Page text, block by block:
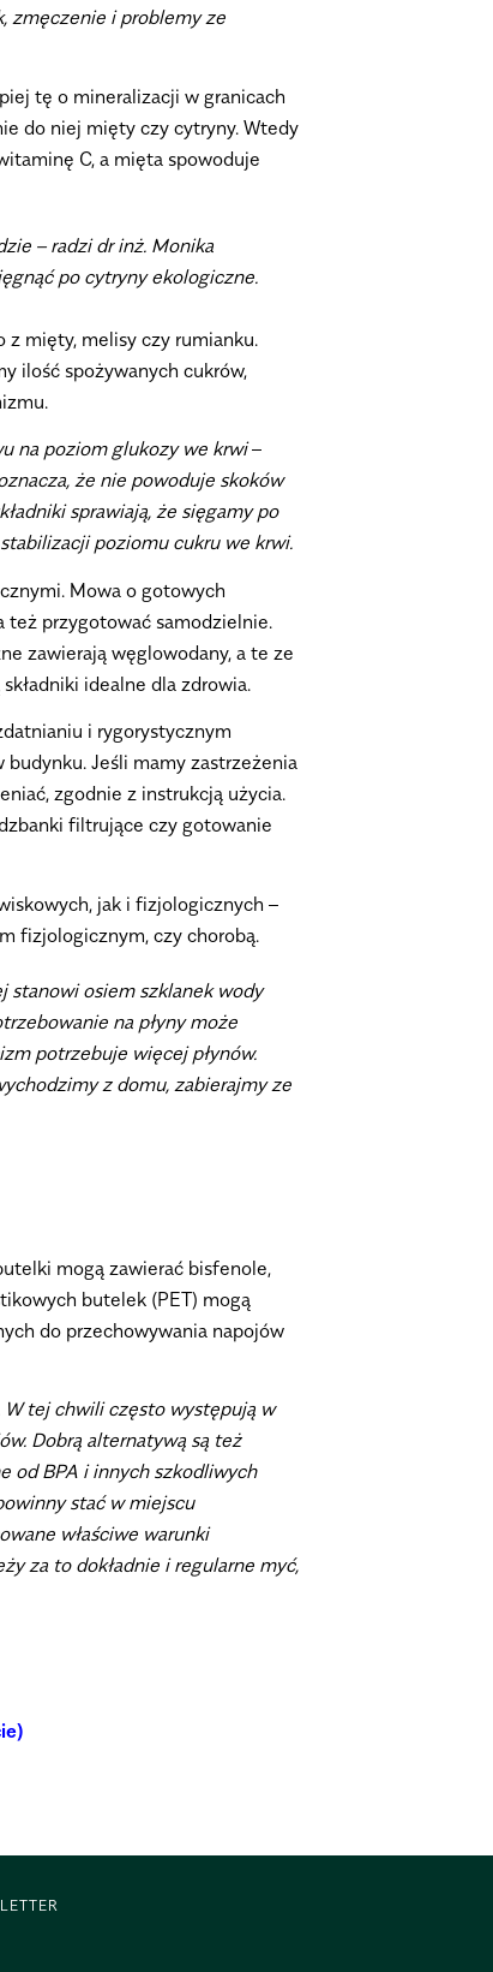
zmęczenie i problemy ze
tę o mineralizacji w granicach
do niej mięty czy cytryny. Wtedy
C, a mięta spowoduje
– radzi dr inż. Monika
po cytryny ekologiczne.
z mięty, melisy czy rumianku.
ilość spożywanych cukrów,
na poziom glukozy we krwi–
że nie powoduje skoków
sprawiają, że sięgamy po
poziomu cukru we krwi.
Mowa o gotowych
też przygotować samodzielnie.
zawierają węglowodany, a te ze
idealne dla zdrowia.
i rygorystycznym
Jeśli mamy zastrzeżenia
zgodnie z instrukcją użycia.
filtrujące czy gotowanie
jak i fizjologicznych –
fizjologicznym, czy chorobą.
stanowi osiem szklanek wody
na płyny może
potrzebuje więcej płynów.
z domu, zabierajmy ze
mogą zawierać bisfenole,
butelek (PET) mogą
do przechowywania napojów
W tej chwili często występują w
Dobrą alternatywą są też
od BPA i innych szkodliwych
stać w miejscu
właściwe warunki
za to dokładnie i regularne myć,